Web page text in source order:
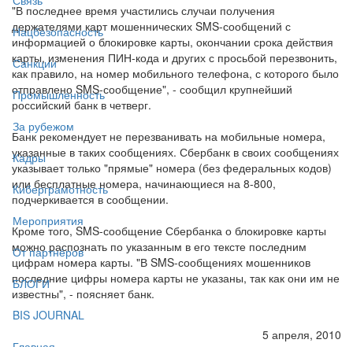
Нацбезопасность
Санкции
Промышленность
За рубежом
Кадры
Киберграмотность
Мероприятия
От партнёров
БЛОГИ
BIS JOURNAL
"В последнее время участились случаи получения
держателями карт мошеннических SMS-сообщений с
информацией о блокировке карты, окончании срока действия
карты, изменения ПИН-кода и других с просьбой перезвонить,
как правило, на номер мобильного телефона, с которого было
отправлено SMS-сообщение", - сообщил крупнейший
российский банк в четверг.
Банк рекомендует не перезванивать на мобильные номера,
указанные в таких сообщениях. Сбербанк в своих сообщениях
указывает только "прямые" номера (без федеральных кодов)
или бесплатные номера, начинающиеся на 8-800,
подчеркивается в сообщении.
Кроме того, SMS-сообщение Сбербанка о блокировке карты
можно распознать по указанным в его тексте последним
цифрам номера карты. "В SMS-сообщениях мошенников
последние цифры номера карты не указаны, так как они им не
известны", - поясняет банк.
5 апреля, 2010